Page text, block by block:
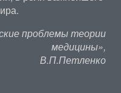
проблемы теории
медицины»,
В.П.Петленко